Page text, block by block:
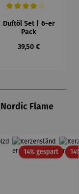
Duftöl Set | 6-er
Pack
Regulärer Preis:
39,50 €
Flame
14% gespartRabatt